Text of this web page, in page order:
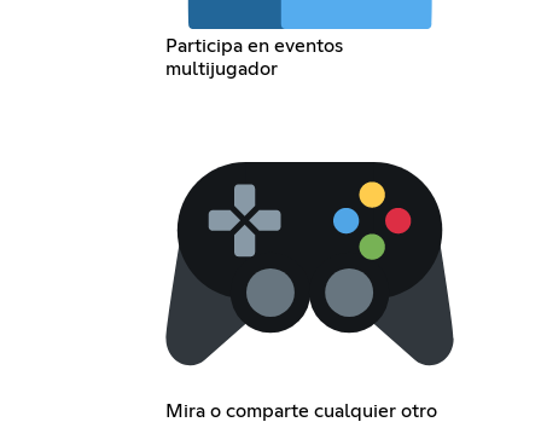
Participa en eventos
multijugador
Mira o comparte cualquier otro